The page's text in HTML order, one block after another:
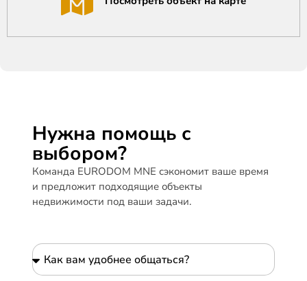
Нужна помощь с
выбором?
Команда EURODOM MNE сэкономит ваше время
и предложит подходящие объекты
недвижимости под ваши задачи.